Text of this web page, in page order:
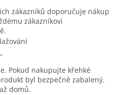
zákazníků doporučuje nákup
zákazníkovi
Pokud nakupujte křehké
byl bezpečně zabalený.
domů.